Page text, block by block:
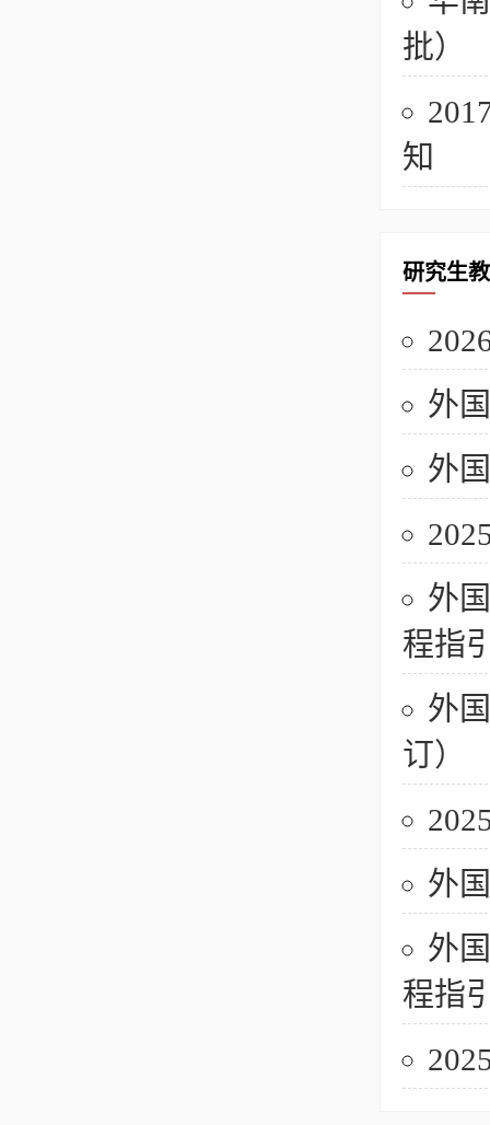
批）
知
研究生
外
外
外
程指
外
订）
外
外
程指